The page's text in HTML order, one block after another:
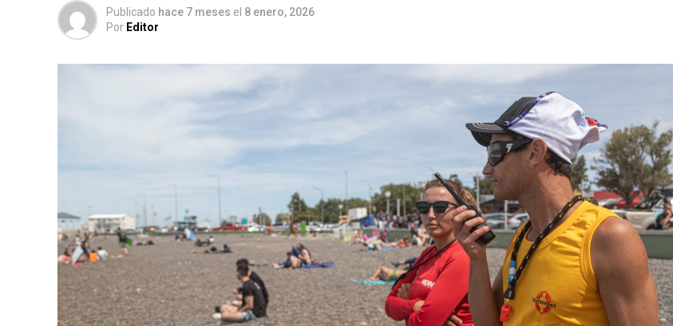
Publicado hace 7 meses el 8 enero, 2026
Por Editor